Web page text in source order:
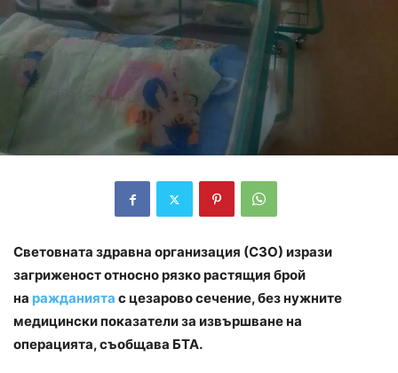
Световната здравна организация (СЗО) изрази
загриженост относно рязко растящия брой
на ражданията с цезарово сечение, без нужните
медицински показатели за извършване на
операцията, съобщава БТА.